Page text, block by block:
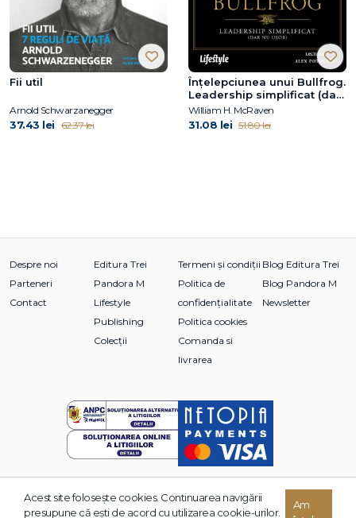
Fii util
Arnold Schwarzanegger
37.43 lei 62.37 lei
Înțelepciunea unui Bullfrog.
Leadership simplificat (dar
nu ușor)
William H. McRaven
31.08 lei 51.80 lei
Despre noi
Parteneri
Contact
Editura Trei
Pandora M
Lifestyle
Publishing
Colecții
Termeni și condiții
Politica de
confidențialitate
Politica cookies
Comanda si
livrarea
Blog Editura Trei
Blog Pandora M
Newsletter
© 2026 Grupul Editorial TREI. Toate drepturile rezervate.
Acest site foloseşte cookies. Continuarea navigării
presupune că eşti de acord cu utilizarea cookie-urilor.
Am